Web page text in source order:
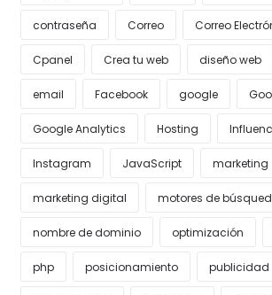
contraseña Correo Correo
Cpanel Crea tu web diseño web
email Facebook google
Google Analytics Hosting
Instagram JavaScript marketing
marketing digital motores de
nombre de dominio optimización
php posicionamiento publicidad